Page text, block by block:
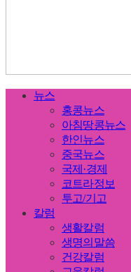
뉴스
홍콩뉴스
아침땅콩뉴스
한인뉴스
중국뉴스
국제·경제
코트라정보
투고/기고
칼럼
생활칼럼
생명의말씀
건강칼럼